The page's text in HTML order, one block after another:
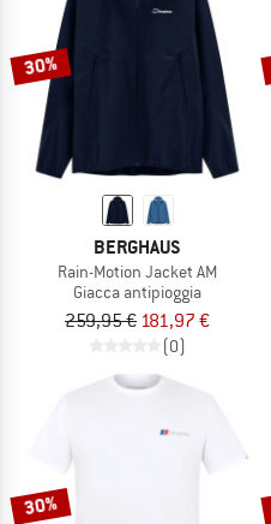
30%
BERGHAUS
Rain-Motion Jacket AM
Giacca antipioggia
259,95 € 181,97 €
(0)
30%